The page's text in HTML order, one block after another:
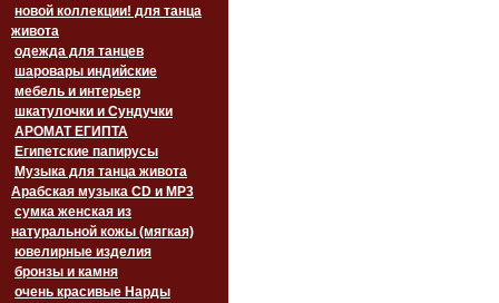
новой коллекции! для танца
живота
одежда для танцев
шаровары индийские
мебель и интерьер
шкатулочки и Сундучки
АРОМАТ ЕГИПТА
Египетские папирусы
Музыка для танца живота
Арабская музыка CD и MP3
сумка женская из
натуральной кожы (мягкая)
ювелирные изделия
бронзы и камня
очень красивые Нарды